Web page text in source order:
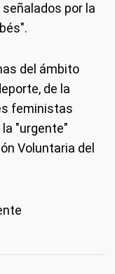
por la
del ámbito
de la
feministas
"urgente"
Voluntaria del